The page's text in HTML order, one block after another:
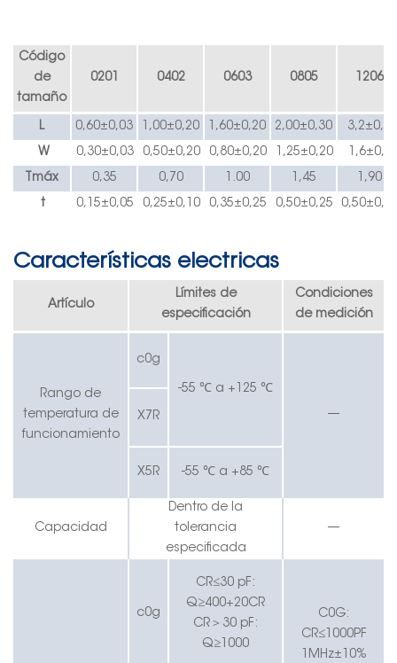
Código
de
tamaño
0201 0402 0603 0805 1206
L 0,60±0,03 1,00±0,20 1,60±0,20 2,00±0,30 3,2±0,3
W 0,30±0,03 0,50±0,20 0,80±0,20 1,25±0,20 1,6±0,3
Tmáx 0,35 0,70 1.00 1,45 1,90
t 0,15±0,05 0,25±0,10 0,35±0,25 0,50±0,25
Características electricas
Artículo
Límites de
especificación
Condiciones
de medición
Rango de
temperatura de
funcionamiento
c0g
-55 ℃ a +125 ℃
—
X7R
X5R -55 ℃ a +85 ℃
Capacidad
Dentro de la
tolerancia
especificada
—
c0g
CR≤30 pF:
Q≥400+20CR
CR ＞ 30 pF:
Q≥1000
C0G:
CR≤1000PF
1MHz±10%